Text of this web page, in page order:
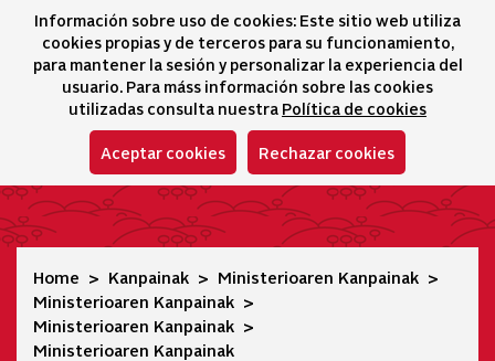
Información sobre uso de cookies: Este sitio web utiliza
cookies propias y de terceros para su funcionamiento,
para mantener la sesión y personalizar la experiencia del
usuario. Para máss información sobre las cookies
utilizadas consulta nuestra Política de cookies
Aceptar cookies Rechazar cookies
Hizkuntza-
icono
Ministerioaren Kanpainak
Home Kanpainak
Ministerioaren Kanpainak
Ministerioaren Kanpainak
Ministerioaren Kanpainak
Ministerioaren Kanpainak